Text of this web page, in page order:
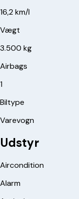
16,2 km/l
Vægt
3.500 kg
Airbags
1
Biltype
Varevogn
Udstyr
Aircondition
Alarm